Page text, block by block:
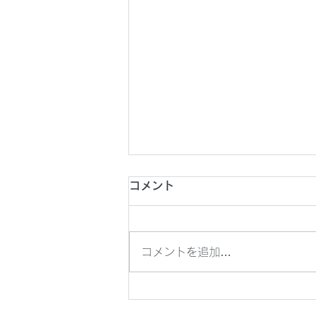
2026年8月1日(土) 第26回
東京都フットサルチャレンジ
U18
都フットサルチャレンジU18 @
駒沢屋内球技場 8分ハーフ
コメント
コメントを追加…